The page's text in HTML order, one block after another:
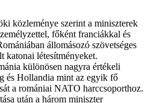
közleménye szerint a miniszterek
főként franciákkal és
állomásozó szövetséges
katonai létesítményeket.
különösen nagyra értékeli
és Hollandia mint az egyik fő
a romániai NATO harccsoporthoz.
után a három miniszter